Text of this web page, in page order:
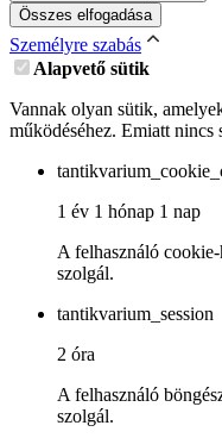
Összes elfogadása
Személyre szabás
Alapvető sütik
Vannak olyan sütik,
működéséhez. Emiatt nincs
1 év 1 hónap 1 nap
A felhasználó
szolgál.
tantikvarium_session
2 óra
A felhasználó
szolgál.